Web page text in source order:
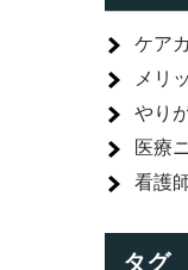
ケア
メリ
やり
医療
看護